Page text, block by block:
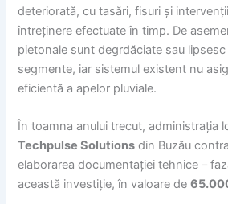
deteriorată, cu tasări, fisuri și
întreținere efectuate în timp. De
pietonale sunt degrdăciate sau
segmente, iar sistemul existent nu
eficientă a apelor pluviale.
În toamna anului trecut, administrația
Techpulse Solutions din Buzău
elaborarea documentației tehnice –
această investiție, în valoare de